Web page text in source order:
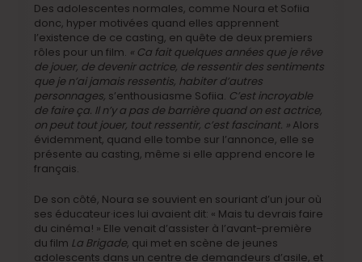
Des adolescentes normales, comme Noura et Sofiia
donc, hyper motivées quand elles apprennent
l’existence de ce casting, en quête de deux premiers
rôles pour un film. « Ca fait quelques années que je rêve
de jouer, de devenir actrice, de ressentir des sentiments
que je n’ai jamais ressentis, habiter d’autres
personnages, s’enthousiasme Sofiia. C’est incroyable
de faire ça. Il n’y a pas de barrière quand on est actrice,
on peut tout jouer, tout ressentir, c’est fascinant. » Alors
évidemment, quand elle tombe sur l’annonce, elle se
présente au casting, même si elle apprend encore le
français.
De son côté, Noura se souvient en souriant d’un jour où
ses éducateur·ices lui avaient dit: « Mais tu devrais faire
du cinéma! » Elle venait d’assister à l’avant-première
du film La Brigade, qui met en scène de jeunes
adolescents dans un centre de demandeurs d’asile, et